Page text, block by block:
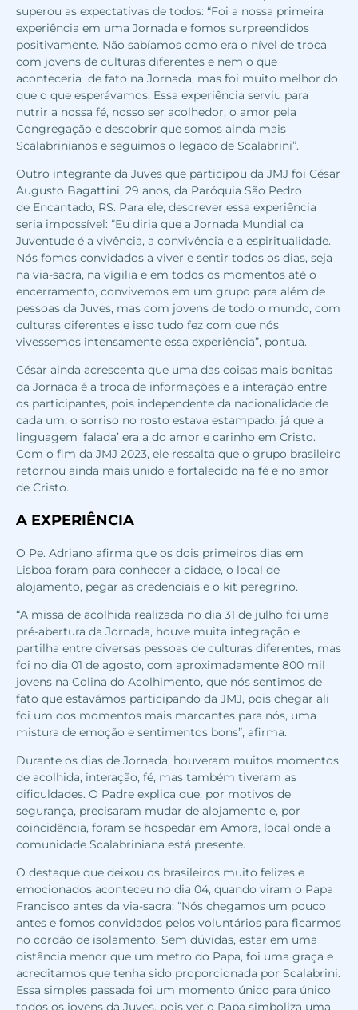
superou as expectativas de todos: “Foi a nossa primeira
experiência em uma Jornada e fomos surpreendidos
positivamente. Não sabíamos como era o nível de troca
com jovens de culturas diferentes e nem o que
aconteceria de fato na Jornada, mas foi muito melhor do
que o que esperávamos. Essa experiência serviu para
nutrir a nossa fé, nosso ser acolhedor, o amor pela
Congregação e descobrir que somos ainda mais
Scalabrinianos e seguimos o legado de Scalabrini”.
Outro integrante da Juves que participou da JMJ foi César
Augusto Bagattini, 29 anos, da Paróquia São Pedro
de Encantado, RS. Para ele, descrever essa experiência
seria impossível: “Eu diria que a Jornada Mundial da
Juventude é a vivência, a convivência e a espiritualidade.
Nós fomos convidados a viver e sentir todos os dias, seja
na via-sacra, na vígilia e em todos os momentos até o
encerramento, convivemos em um grupo para além de
pessoas da Juves, mas com jovens de todo o mundo, com
culturas diferentes e isso tudo fez com que nós
vivessemos intensamente essa experiência”, pontua.
César ainda acrescenta que uma das coisas mais bonitas
da Jornada é a troca de informações e a interação entre
os participantes, pois independente da nacionalidade de
cada um, o sorriso no rosto estava estampado, já que a
linguagem ‘falada’ era a do amor e carinho em Cristo.
Com o fim da JMJ 2023, ele ressalta que o grupo brasileiro
retornou ainda mais unido e fortalecido na fé e no amor
de Cristo.
A EXPERIÊNCIA
O Pe. Adriano afirma que os dois primeiros dias em
Lisboa foram para conhecer a cidade, o local de
alojamento, pegar as credenciais e o kit peregrino.
“A missa de acolhida realizada no dia 31 de julho foi uma
pré-abertura da Jornada, houve muita integração e
partilha entre diversas pessoas de culturas diferentes, mas
foi no dia 01 de agosto, com aproximadamente 800 mil
jovens na Colina do Acolhimento, que nós sentimos de
fato que estavámos participando da JMJ, pois chegar ali
foi um dos momentos mais marcantes para nós, uma
mistura de emoção e sentimentos bons”, afirma.
Durante os dias de Jornada, houveram muitos momentos
de acolhida, interação, fé, mas também tiveram as
dificuldades. O Padre explica que, por motivos de
segurança, precisaram mudar de alojamento e, por
coincidência, foram se hospedar em Amora, local onde a
comunidade Scalabriniana está presente.
O destaque que deixou os brasileiros muito felizes e
emocionados aconteceu no dia 04, quando viram o Papa
Francisco antes da via-sacra: “Nós chegamos um pouco
antes e fomos convidados pelos voluntários para ficarmos
no cordão de isolamento. Sem dúvidas, estar em uma
distância menor que um metro do Papa, foi uma graça e
acreditamos que tenha sido proporcionada por Scalabrini.
Essa simples passada foi um momento único para único
todos os jovens da Juves, pois ver o Papa simboliza uma